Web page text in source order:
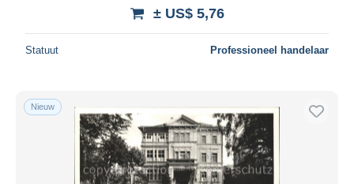
± US$ 5,76
Statuut Professioneel handelaar
Nieuw